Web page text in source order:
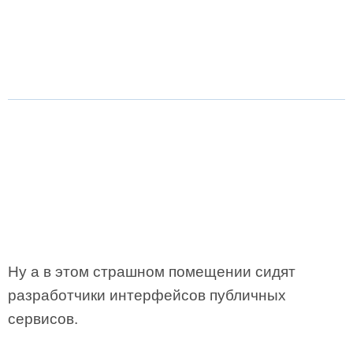
Ну а в этом страшном помещении сидят
разработчики интерфейсов публичных
сервисов.